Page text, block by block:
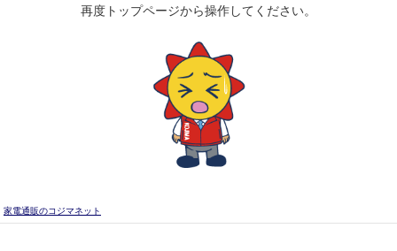
再度トップページから操作してください。
家電通販のコジマネット